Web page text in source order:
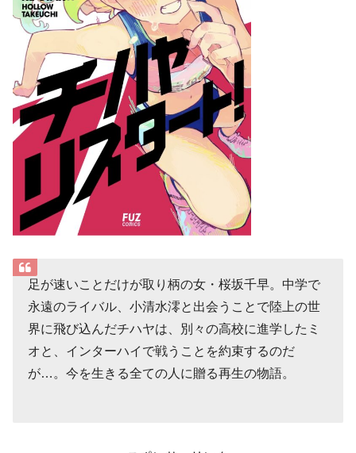
足が速いことだけが取り柄の女・桜坂千早。中学で
永遠のライバル、小清水澪と出会うことで陸上の世
界に飛び込んだチハヤは、別々の高校に進学したミ
オと、インターハイで戦うことを約束するのだ
が…。今を生きる全ての人に贈る再生の物語。